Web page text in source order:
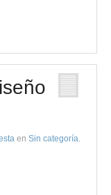
en Sin categoría.